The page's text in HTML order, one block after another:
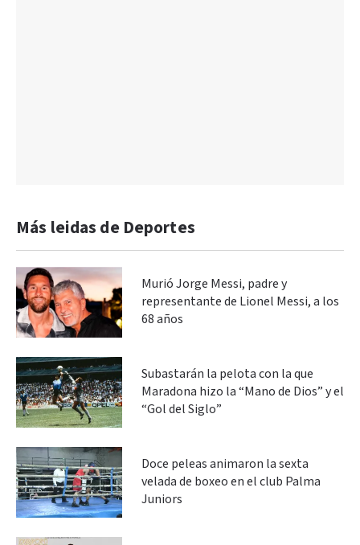
Más leidas de Deportes
Murió Jorge Messi, padre y
representante de Lionel Messi, a los
68 años
Subastarán la pelota con la que
Maradona hizo la “Mano de Dios” y el
“Gol del Siglo”
Doce peleas animaron la sexta
velada de boxeo en el club Palma
Juniors